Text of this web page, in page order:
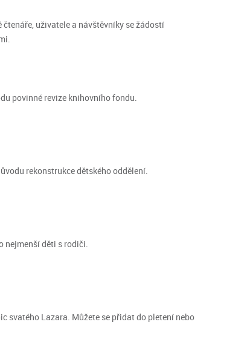
uživatele a návštěvníky se žádostí
povinné revize knihovního fondu.
rekonstrukce dětského oddělení.
nejmenší děti s rodiči.
svatého Lazara. Můžete se přidat do pletení nebo